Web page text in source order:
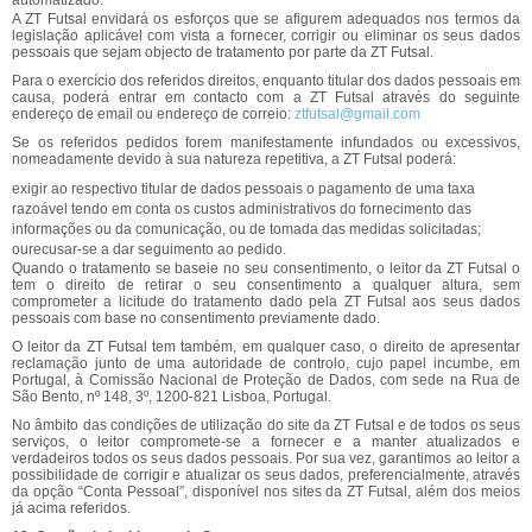
A ZT Futsal envidará os esforços que se afigurem adequados nos termos da
legislação aplicável com vista a fornecer, corrigir ou eliminar os seus dados
pessoais que sejam objecto de tratamento por parte da ZT Futsal.
Para o exercício dos referidos direitos, enquanto titular dos dados pessoais em
causa, poderá entrar em contacto com a ZT Futsal através do seguinte
endereço de email ou endereço de correio: ztfutsal@gmail.com
Se os referidos pedidos forem manifestamente infundados ou excessivos,
nomeadamente devido à sua natureza repetitiva, a ZT Futsal poderá:
exigir ao respectivo titular de dados pessoais o pagamento de uma taxa
razoável tendo em conta os custos administrativos do fornecimento das
informações ou da comunicação, ou de tomada das medidas solicitadas;
ourecusar-se a dar seguimento ao pedido.
Quando o tratamento se baseie no seu consentimento, o leitor da ZT Futsal o
tem o direito de retirar o seu consentimento a qualquer altura, sem
comprometer a licitude do tratamento dado pela ZT Futsal aos seus dados
pessoais com base no consentimento previamente dado.
O leitor da ZT Futsal tem também, em qualquer caso, o direito de apresentar
reclamação junto de uma autoridade de controlo, cujo papel incumbe, em
Portugal, à Comissão Nacional de Proteção de Dados, com sede na Rua de
São Bento, nº 148, 3º, 1200-821 Lisboa, Portugal.
No âmbito das condições de utilização do site da ZT Futsal e de todos os seus
serviços, o leitor compromete-se a fornecer e a manter atualizados e
verdadeiros todos os seus dados pessoais. Por sua vez, garantimos ao leitor a
possibilidade de corrigir e atualizar os seus dados, preferencialmente, através
da opção “Conta Pessoal”, disponível nos sites da ZT Futsal, além dos meios
já acima referidos.